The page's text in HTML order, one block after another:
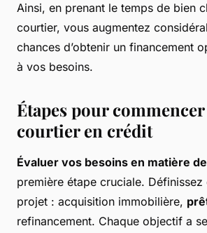
Ainsi, en prenant le temps de bien
courtier, vous augmentez
chances d’obtenir un financement
à vos besoins.
Étapes pour
courtier en crédit
Évaluer vos besoins en matière
première étape cruciale.
projet : acquisition immobilière,
refinancement. Chaque objectif a